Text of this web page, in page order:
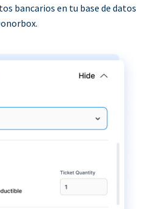
bancarios en tu base de datos